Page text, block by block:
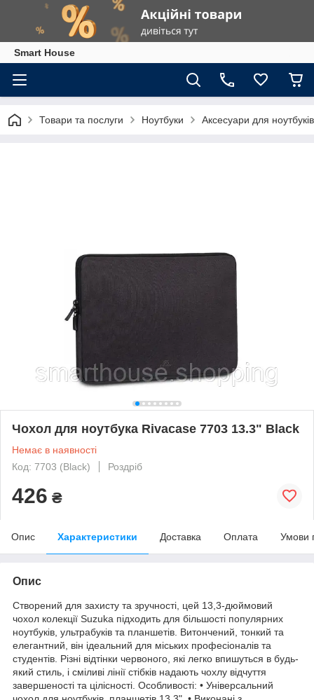
Smart House
Товари та послуги Ноутбуки Аксесуари для ноутбуків
Чохол для ноутбука Rivacase 7703 13.3" Black
Немає в наявності
Код: 7703 (Black)
Роздріб
426 ₴
Опис Характеристики Доставка Оплата Умови
Опис
Створений для захисту та зручності, цей 13,3-дюймовий
чохол колекції Suzuka підходить для більшості популярних
ноутбуків, ультрабуків та планшетів. Витончений, тонкий та
елегантний, він ідеальний для міських професіоналів та
студентів. Різні відтінки червоного, які легко впишуться в будь-
який стиль, і сміливі лінії стібків надають чохлу відчуття
завершеності та цілісності. Особливості: • Універсальний